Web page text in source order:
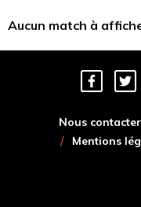
Aucun match à
Nous contacter
Mentions